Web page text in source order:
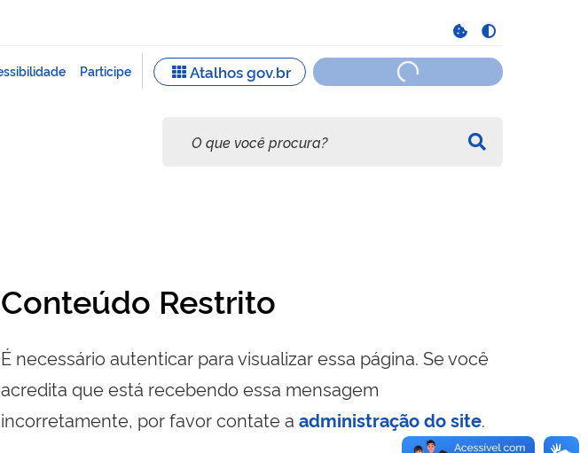
Conteúdo Restrito
É necessário autenticar para visualizar essa página. Se você
acredita que está recebendo essa mensagem
incorretamente, por favor contate a administração do site.